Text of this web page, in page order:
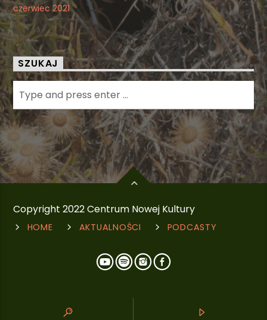
czerwiec 2021
SZUKAJ
Copyright 2022 Centrum Nowej Kultury
HOME AKTUALNOŚCI PODCASTY